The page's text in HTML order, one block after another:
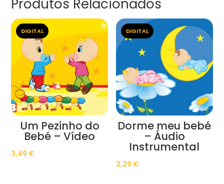
Produtos Relacionados
DIGITAL
Um Pezinho do
Bebé – Vídeo
3,49 €
DIGITAL
Dorme meu bebé
– Áudio
Instrumental
2,29 €